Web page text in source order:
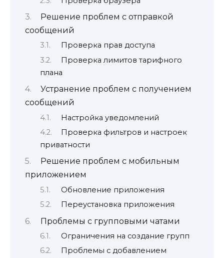
Решение проблем с отправкой
сообщений
Проверка прав доступа
Проверка лимитов тарифного
плана
Устранение проблем с получением
сообщений
Настройка уведомлений
Проверка фильтров и настроек
приватности
Решение проблем с мобильным
приложением
Обновление приложения
Переустановка приложения
Проблемы с групповыми чатами
Ограничения на создание групп
Проблемы с добавлением